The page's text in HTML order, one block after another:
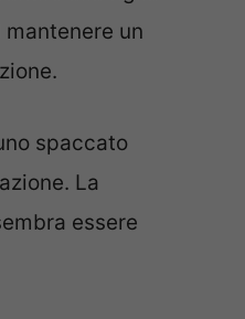
un
spaccato
La
essere